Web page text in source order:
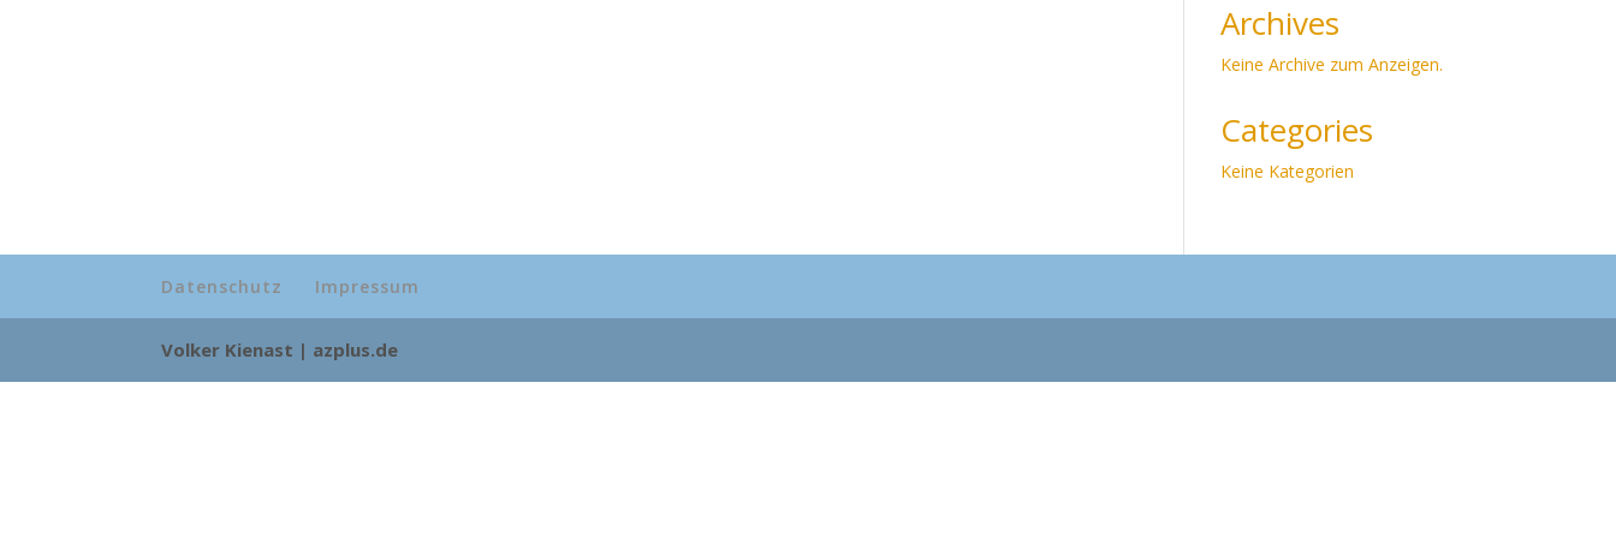
Archives
Keine Archive zum Anzeigen.
Categories
Keine Kategorien
Datenschutz Impressum
Volker Kienast | azplus.de